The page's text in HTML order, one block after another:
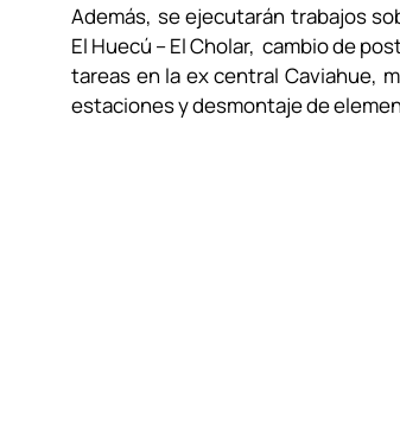
Además, se ejecutarán trabajos
El Huecú – El Cholar, cambio de
tareas en la ex central Caviahue,
estaciones y desmontaje de